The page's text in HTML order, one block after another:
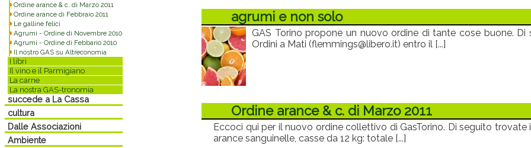
Ordine arance & c. di Marzo 2011
Ordine arance di Febbraio 2011
Le galline felici
Agrumi - Ordine di Novembre 2010
Agrumi - Ordine di Febbario 2010
Il nostro GAS su Altreconomia
I libri
Il vino e il Parmigiano
La carne
La nostra GAS-tronomia
succede a La Cassa
cultura
Dalle Associazioni
Ambiente
agrumi e non solo
GAS Torino propone un nuovo ordine di tante cose buone.
Ordini a Mati (flemmings@libero.it) entro il [...]
Ordine arance & c. di Marzo 2011
Eccoci qui per il nuovo ordine collettivo di GasTorino. Di seguito
arance sanguinelle, casse da 12 kg: totale [...]